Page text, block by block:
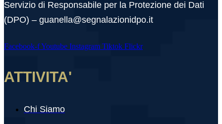
Servizio di Responsabile per la Protezione dei Dati
(DPO) – guanella@segnalazionidpo.it
Facebook-fYoutube Instagram Tiktok Flickr
ATTIVITA'
Chi Siamo